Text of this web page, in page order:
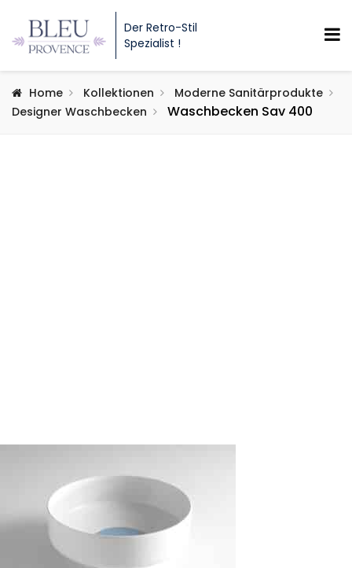
Der Retro-Stil
Spezialist !
Home Kollektionen
Moderne Sanitärprodukte
Designer Waschbecken
Waschbecken Sav 400